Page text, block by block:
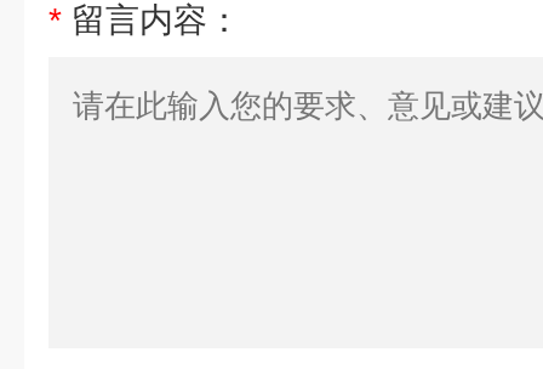
* 留言内容：